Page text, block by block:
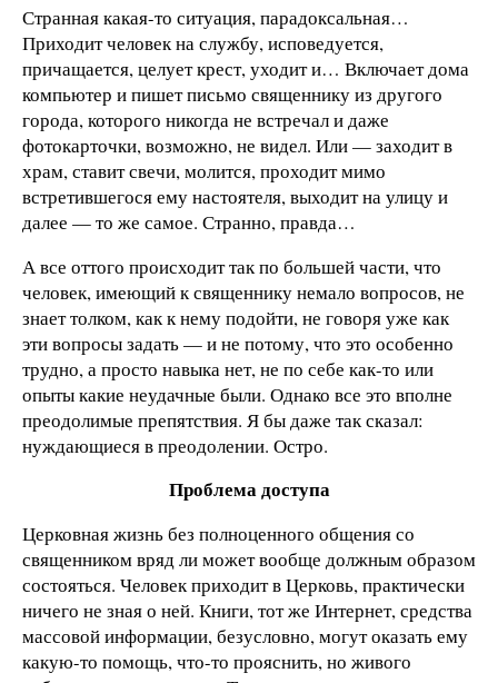
Странная какая-то ситуация, парадоксальная…
Приходит человек на службу, исповедуется,
причащается, целует крест, уходит и… Включает дома
компьютер и пишет письмо священнику из другого
города, которого никогда не встречал и даже
фотокарточки, возможно, не видел. Или — заходит в
храм, ставит свечи, молится, проходит мимо
встретившегося ему настоятеля, выходит на улицу и
далее — то же самое. Странно, правда…
А все оттого происходит так по большей части, что
человек, имеющий к священнику немало вопросов, не
знает толком, как к нему подойти, не говоря уже как
эти вопросы задать — и не потому, что это особенно
трудно, а просто навыка нет, не по себе как-то или
опыты какие неудачные были. Однако все это вполне
преодолимые препятствия. Я бы даже так сказал:
нуждающиеся в преодолении. Остро.
Проблема доступа
Церковная жизнь без полноценного общения со
священником вряд ли может вообще должным образом
состояться. Человек приходит в Церковь, практически
ничего не зная о ней. Книги, тот же Интернет, средства
массовой информации, безусловно, могут оказать ему
какую-то помощь, что-то прояснить, но живого